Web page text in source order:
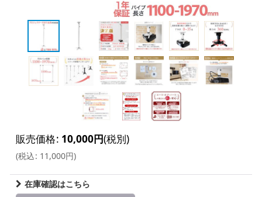
販売価格: 10,000円(税別)
(税込: 11,000円)
在庫確認はこちら